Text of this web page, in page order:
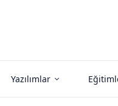
Yazılımlar